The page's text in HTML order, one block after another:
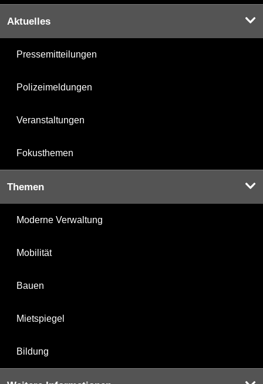
Aktuelles
Pressemitteilungen
Polizeimeldungen
Veranstaltungen
Fokusthemen
Themen
Moderne Verwaltung
Mobilität
Bauen
Mietspiegel
Bildung